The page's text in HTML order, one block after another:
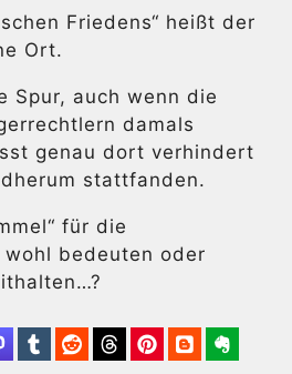
Friedens“ heißt der
Ort.
Spur, auch wenn die
damals
genau dort verhindert
stattfanden.
für die
bedeuten oder